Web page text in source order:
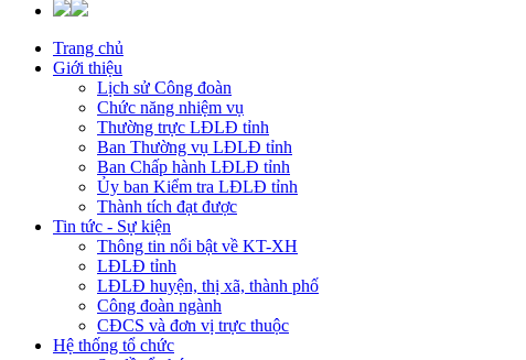
Trang chủ
Giới thiệu
Lịch sử Công đoàn
Chức năng nhiệm vụ
Thường trực LĐLĐ tỉnh
Ban Thường vụ LĐLĐ tỉnh
Ban Chấp hành LĐLĐ tỉnh
Ủy ban Kiểm tra LĐLĐ tỉnh
Thành tích đạt được
Tin tức - Sự kiện
Thông tin nổi bật về KT-XH
LĐLĐ tỉnh
LĐLĐ huyện, thị xã, thành phố
Công đoàn ngành
CĐCS và đơn vị trực thuộc
Hệ thống tổ chức